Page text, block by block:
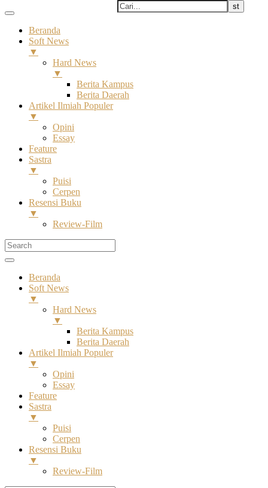
Beranda
Soft News
▼
Hard News
▼
Berita Kampus
Berita Daerah
Artikel Ilmiah Populer
▼
Opini
Essay
Feature
Sastra
▼
Puisi
Cerpen
Resensi Buku
▼
Review-Film
Beranda
Soft News
▼
Hard News
▼
Berita Kampus
Berita Daerah
Artikel Ilmiah Populer
▼
Opini
Essay
Feature
Sastra
▼
Puisi
Cerpen
Resensi Buku
▼
Review-Film